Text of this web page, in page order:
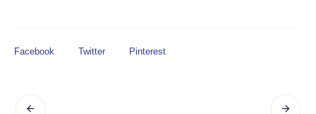
Facebook Twitter Pinterest